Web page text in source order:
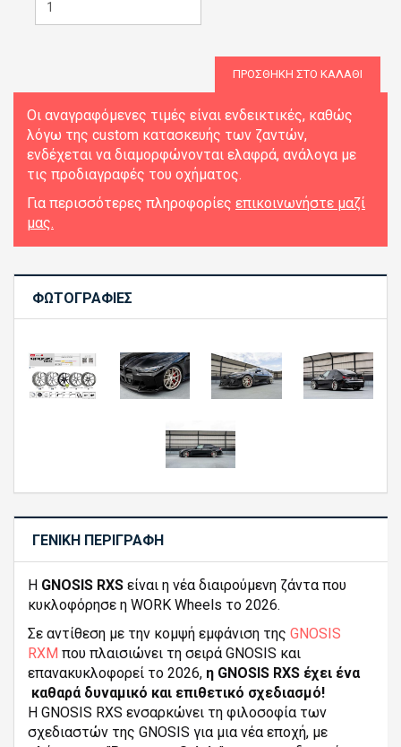
ΠΡΟΣΘΉΚΗ ΣΤΟ ΚΑΛΆΘΙ
Οι αναγραφόμενες τιμές είναι ενδεικτικές, καθώς
λόγω της custom κατασκευής των ζαντών,
ενδέχεται να διαμορφώνονται ελαφρά, ανάλογα με
τις προδιαγραφές του οχήματος.
Για περισσότερες πληροφορίες επικοινωνήστε μαζί
μας.
ΦΩΤΟΓΡΑΦΊΕΣ
ΓΕΝΙΚΉ ΠΕΡΙΓΡΑΦΉ
H GNOSIS RXS είναι η νέα διαιρούμενη ζάντα που
κυκλοφόρησε η WORK Wheels το 2026.
Σε αντίθεση με την κομψή εμφάνιση της GNOSIS
RXM που πλαισιώνει τη σειρά GNOSIS και
επανακυκλοφορεί το 2026, η GNOSIS RXS έχει ένα
καθαρά δυναμικό και επιθετικό σχεδιασμό!
Η GNOSIS RXS ενσαρκώνει τη φιλοσοφία των
σχεδιαστών της GNOSIS για μια νέα εποχή, με